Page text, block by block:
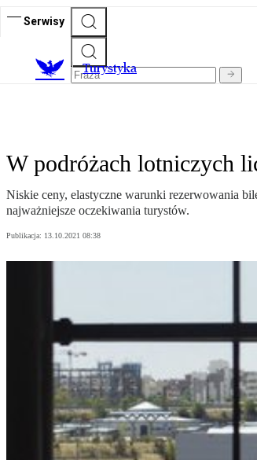
Serwisy
Turystyka
W podróżach lotniczych
Niskie ceny, elastyczne warunki rezerwowania
najważniejsze oczekiwania turystów.
Publikacja: 13.10.2021 08:38